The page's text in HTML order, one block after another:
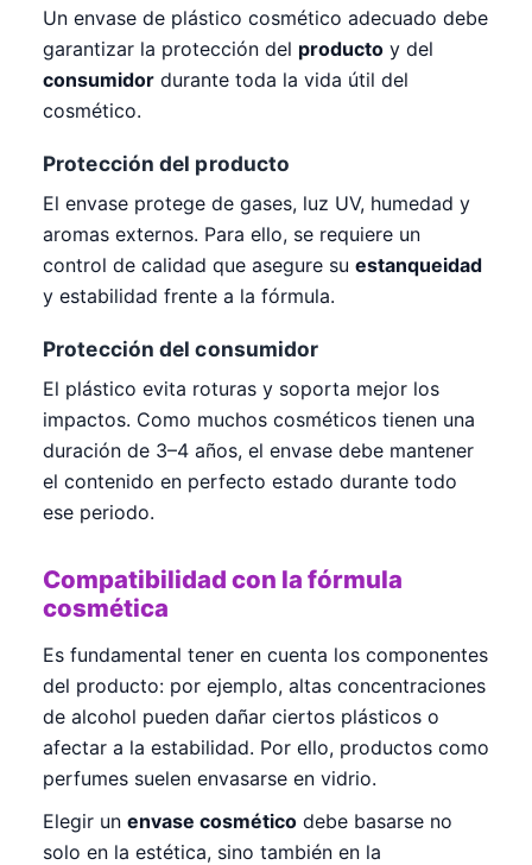
Un envase de plástico cosmético adecuado debe
garantizar la protección del producto y del
consumidor durante toda la vida útil del
cosmético.
Protección del producto
El envase protege de gases, luz UV, humedad y
aromas externos. Para ello, se requiere un
control de calidad que asegure su estanqueidad
y estabilidad frente a la fórmula.
Protección del consumidor
El plástico evita roturas y soporta mejor los
impactos. Como muchos cosméticos tienen una
duración de 3–4 años, el envase debe mantener
el contenido en perfecto estado durante todo
ese periodo.
Compatibilidad con la fórmula
cosmética
Es fundamental tener en cuenta los componentes
del producto: por ejemplo, altas concentraciones
de alcohol pueden dañar ciertos plásticos o
afectar a la estabilidad. Por ello, productos como
perfumes suelen envasarse en vidrio.
Elegir un envase cosmético debe basarse no
solo en la estética, sino también en la